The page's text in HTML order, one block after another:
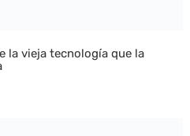
la vieja tecnología que la